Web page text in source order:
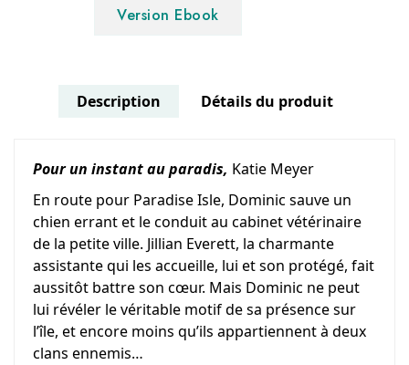
Version Ebook
Description Détails du produit
Pour un instant au paradis, Katie Meyer
En route pour Paradise Isle, Dominic sauve un
chien errant et le conduit au cabinet vétérinaire
de la petite ville. Jillian Everett, la charmante
assistante qui les accueille, lui et son protégé, fait
aussitôt battre son cœur. Mais Dominic ne peut
lui révéler le véritable motif de sa présence sur
l’île, et encore moins qu’ils appartiennent à deux
clans ennemis…